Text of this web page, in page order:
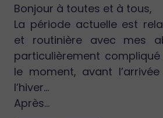
Bonjour à toutes et à tous,
La période actuelle est
et routinière avec mes
particulièrement
le moment, avant
l’hiver…
Après...